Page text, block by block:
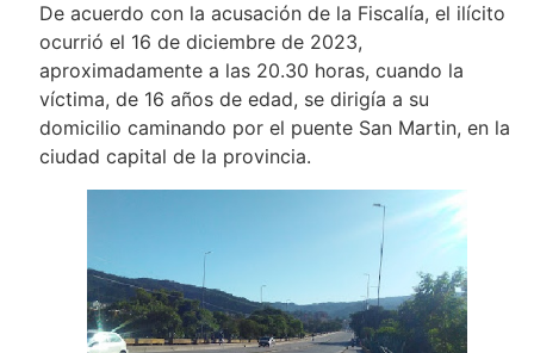
De acuerdo con la acusación de la Fiscalía, el ilícito
ocurrió el 16 de diciembre de 2023,
aproximadamente a las 20.30 horas, cuando la
víctima, de 16 años de edad, se dirigía a su
domicilio caminando por el puente San Martin, en la
ciudad capital de la provincia.